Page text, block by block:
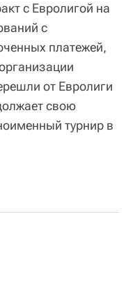
с Евролигой на
с
платежей,
от Евролиги
свою
турнир в